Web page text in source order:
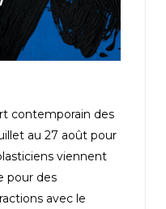
contemporain des
au 27 août pour
viennent
pour des
avec le